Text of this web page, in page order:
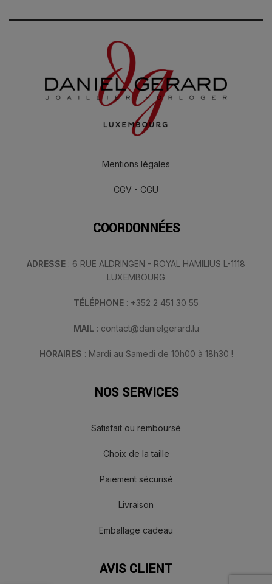
Mentions légales
CGV - CGU
COORDONNÉES
ADRESSE : 6 RUE ALDRINGEN - ROYAL HAMILIUS L-1118
LUXEMBOURG
TÉLÉPHONE : +352 2 451 30 55
MAIL : contact@danielgerard.lu
HORAIRES : Mardi au Samedi de 10h00 à 18h30 !
NOS SERVICES
Satisfait ou remboursé
Choix de la taille
Paiement sécurisé
Livraison
Emballage cadeau
AVIS CLIENT